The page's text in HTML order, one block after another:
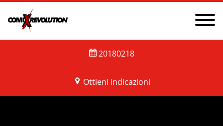
PRIVACY POLICY AND COOKIES
20180218
Ottieni indicazioni